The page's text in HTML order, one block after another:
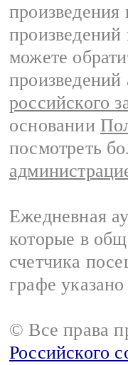
произведений
можете
российского
основании
посмотреть
Ежедневная
которые в
счетчика
графе
© Все права
Российского